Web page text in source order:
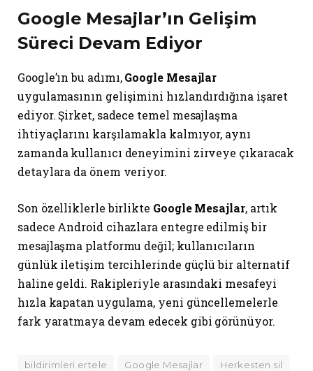
Google Mesajlar’ın Gelişim
Süreci Devam Ediyor
Google’ın bu adımı,Google Mesajlar
uygulamasının gelişimini hızlandırdığına işaret
ediyor. Şirket, sadece temel mesajlaşma
ihtiyaçlarını karşılamakla kalmıyor, aynı
zamanda kullanıcı deneyimini zirveye çıkaracak
detaylara da önem veriyor.
Son özelliklerle birlikte Google Mesajlar, artık
sadece Android cihazlara entegre edilmiş bir
mesajlaşma platformu değil; kullanıcıların
günlük iletişim tercihlerinde güçlü bir alternatif
haline geldi. Rakipleriyle arasındaki mesafeyi
hızla kapatan uygulama, yeni güncellemelerle
fark yaratmaya devam edecek gibi görünüyor.
bildirimleri ertele Google Mesajlar
Herkesten sil